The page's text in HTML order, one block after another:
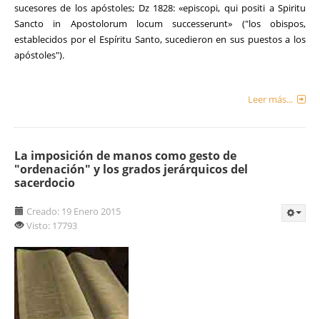
sucesores de los apóstoles; Dz 1828: «episcopi, qui positi a Spiritu
Sancto in Apostolorum locum successerunt» ("los obispos,
establecidos por el Espíritu Santo, sucedieron en sus puestos a los
apóstoles").
Leer más...
La imposición de manos como gesto de
"ordenación" y los grados jerárquicos del
sacerdocio
Creado: 19 Enero 2015
Visto: 17793